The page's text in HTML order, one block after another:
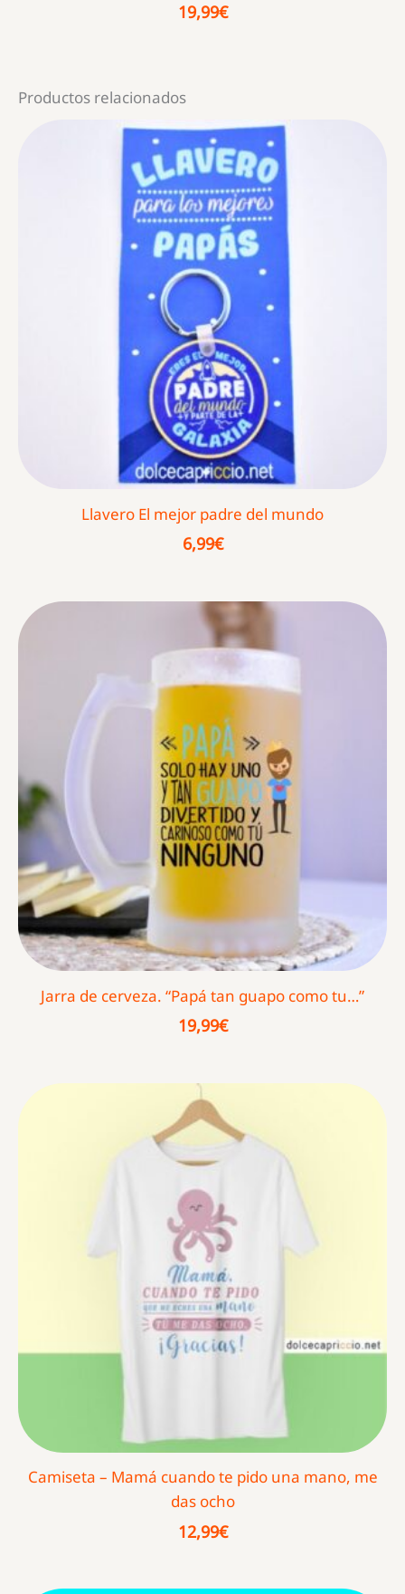
19,99€
Productos relacionados
Llavero El mejor padre del mundo
6,99€
Jarra de cerveza. “Papá tan guapo como tu…”
19,99€
Camiseta – Mamá cuando te pido una mano, me
das ocho
12,99€